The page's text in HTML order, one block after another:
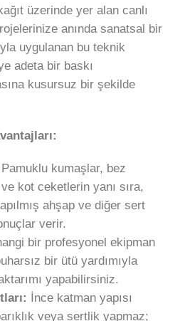
üzerinde yer alan canlı
anında sanatsal bir
uygulanan bu teknik
adeta bir baskı
kusursuz bir şekilde
Pamuklu kumaşlar, bez
kot ceketlerin yanı sıra,
ahşap ve diğer sert
verir.
bir profesyonel ekipman
bir ütü yardımıyla
yapabilirsiniz.
İnce katman yapısı
veya sertlik yapmaz;